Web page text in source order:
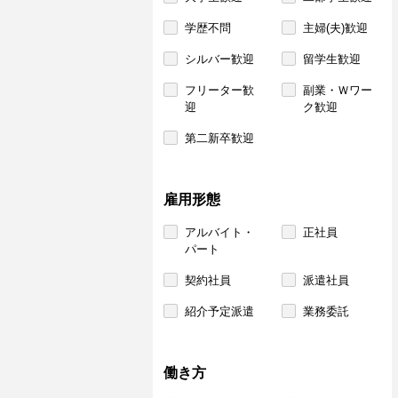
学歴不問 主婦(夫)歓迎
シルバー歓迎 留学生歓迎
フリーター歓
迎
副業・Ｗワー
ク歓迎
第二新卒歓迎
雇用形態
アルバイト・
パート
正社員
契約社員 派遣社員
紹介予定派遣 業務委託
働き方